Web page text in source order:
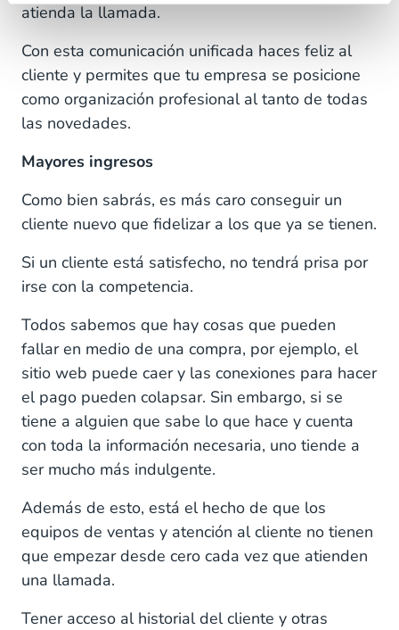
atienda la llamada.
Con esta comunicación unificada haces feliz al
cliente y permites que tu empresa se posicione
como organización profesional al tanto de todas
las novedades.
Mayores ingresos
Como bien sabrás, es más caro conseguir un
cliente nuevo que fidelizar a los que ya se tienen.
Si un cliente está satisfecho, no tendrá prisa por
irse con la competencia.
Todos sabemos que hay cosas que pueden
fallar en medio de una compra, por ejemplo, el
sitio web puede caer y las conexiones para hacer
el pago pueden colapsar. Sin embargo, si se
tiene a alguien que sabe lo que hace y cuenta
con toda la información necesaria, uno tiende a
ser mucho más indulgente.
Además de esto, está el hecho de que los
equipos de ventas y atención al cliente no tienen
que empezar desde cero cada vez que atienden
una llamada.
Tener acceso al historial del cliente y otras